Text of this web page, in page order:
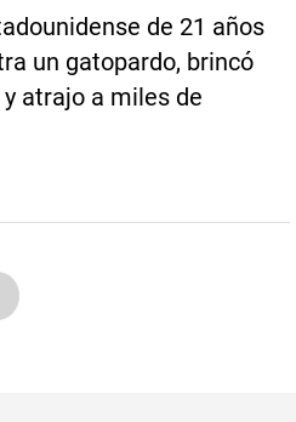
de 21 años
un gatopardo, brincó
atrajo a miles de